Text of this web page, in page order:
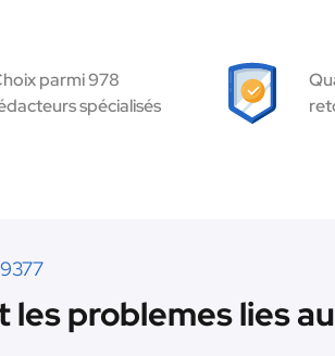
parmi 978
spécialisés
les problemes lies